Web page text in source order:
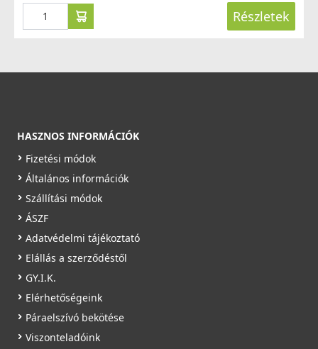
Részletek
HASZNOS INFORMÁCIÓK
Fizetési módok
Általános információk
Szállítási módok
ÁSZF
Adatvédelmi tájékoztató
Elállás a szerződéstől
GY.I.K.
Elérhetőségeink
Páraelszívó bekötése
Viszonteladóink